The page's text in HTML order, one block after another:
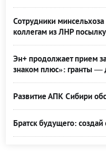
Сотрудники
коллегам из ЛНР
Эн+ продолжает прием
знаком плюс»: гранты —
Развитие АПК Сибири
Братск будущего: